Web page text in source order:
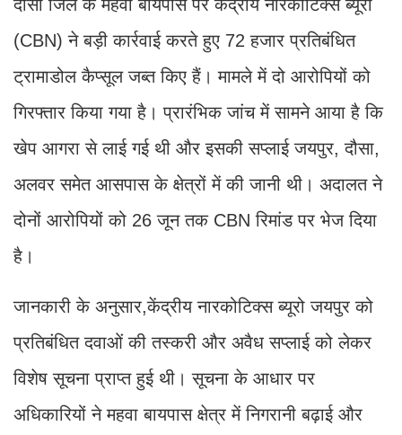
दौसा जिले के महवा बायपास पर केंद्रीय नारकोटिक्स ब्यूरो
(CBN) ने बड़ी कार्रवाई करते हुए 72 हजार प्रतिबंधित
ट्रामाडोल कैप्सूल जब्त किए हैं। मामले में दो आरोपियों को
गिरफ्तार किया गया है। प्रारंभिक जांच में सामने आया है कि
खेप आगरा से लाई गई थी और इसकी सप्लाई जयपुर, दौसा,
अलवर समेत आसपास के क्षेत्रों में की जानी थी। अदालत ने
दोनों आरोपियों को 26 जून तक CBN रिमांड पर भेज दिया
है।
जानकारी के अनुसार,केंद्रीय नारकोटिक्स ब्यूरो जयपुर को
प्रतिबंधित दवाओं की तस्करी और अवैध सप्लाई को लेकर
विशेष सूचना प्राप्त हुई थी। सूचना के आधार पर
अधिकारियों ने महवा बायपास क्षेत्र में निगरानी बढ़ाई और